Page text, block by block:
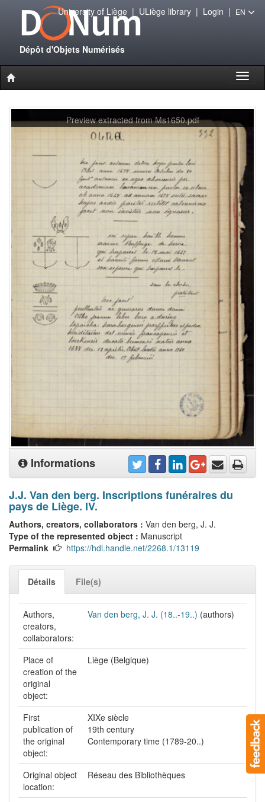
Dépôt d'Objets Numérisés
University of Liège| ULiège library| Login | EN
Preview extracted from Ms1650.pdf
Informations
J.J. Van den berg. Inscriptions funéraires du
pays de Liège. IV.
Authors, creators, collaborators : Van den berg, J. J.
Type of the represented object : Manuscript
Permalink
https://hdl.handle.net/2268.1/13119
Détails File(s)
Authors,
creators,
collaborators:
Van den berg, J. J. (18..-19..) (authors)
Place of
creation of the
original
object:
Liège (Belgique)
First
publication of
the original
object:
XIXe siècle
19th century
Contemporary time (1789-20..)
Original object
location:
Réseau des Bibliothèques